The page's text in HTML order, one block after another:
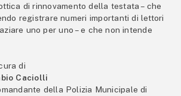
di rinnovamento della testata – che
registrare numeri importanti di lettori
uno per uno – e che non intende
di
Caciolli
della Polizia Municipale di